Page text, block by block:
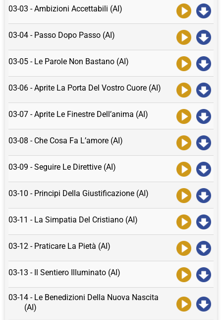
03-03 - Ambizioni Accettabili (AI)
03-04 - Passo Dopo Passo (AI)
03-05 - Le Parole Non Bastano (AI)
03-06 - Aprite La Porta Del Vostro Cuore (AI)
03-07 - Aprite Le Finestre Dell’anima (AI)
03-08 - Che Cosa Fa L’amore (AI)
03-09 - Seguire Le Direttive (AI)
03-10 - Principi Della Giustificazione (AI)
03-11 - La Simpatia Del Cristiano (AI)
03-12 - Praticare La Pietà (AI)
03-13 - Il Sentiero Illuminato (AI)
03-14 - Le Benedizioni Della Nuova Nascita
(AI)